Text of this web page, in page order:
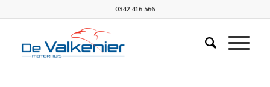
0342 416 566